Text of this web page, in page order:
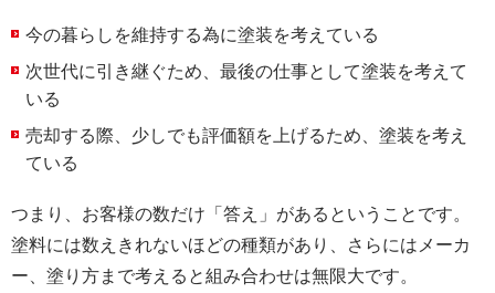
今の暮らしを維持する為に塗装を考えている
次世代に引き継ぐため、最後の仕事として塗装を考えて
いる
売却する際、少しでも評価額を上げるため、塗装を考え
ている
つまり、お客様の数だけ「答え」があるということです。
塗料には数えきれないほどの種類があり、さらにはメーカ
ー、塗り方まで考えると組み合わせは無限大です。